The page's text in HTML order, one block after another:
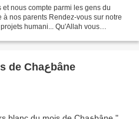
nous compte parmi les gens du
nos parents Rendez-vous sur notre
humani... Qu'Allah vous
Les jours blanc du mois de Chaعbâne